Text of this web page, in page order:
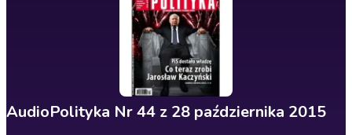
AudioPolityka Nr 44 z 28 października 2015